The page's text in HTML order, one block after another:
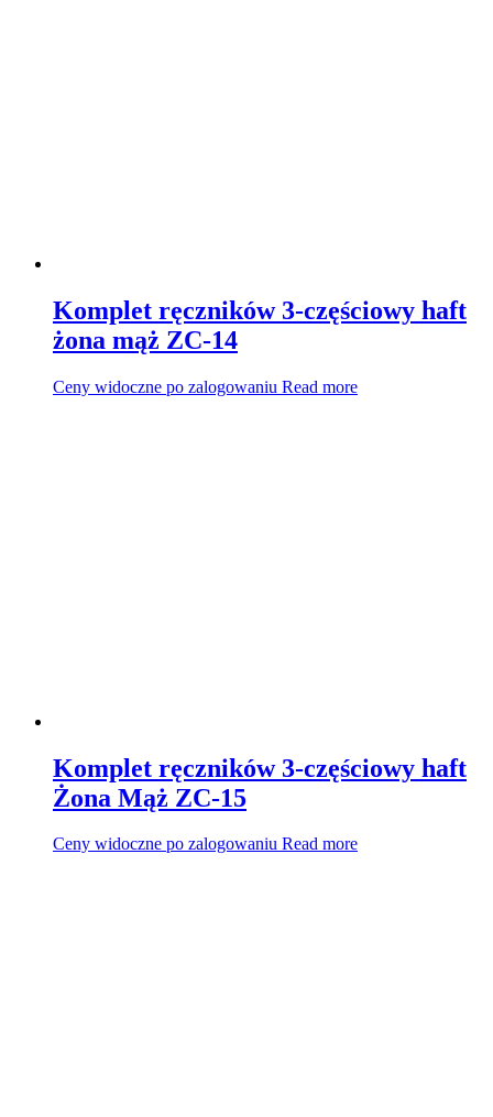
Komplet ręczników 3-częściowy haft
żona mąż ZC-14
Ceny widoczne po zalogowaniu Read more
Komplet ręczników 3-częściowy haft
Żona Mąż ZC-15
Ceny widoczne po zalogowaniu Read more